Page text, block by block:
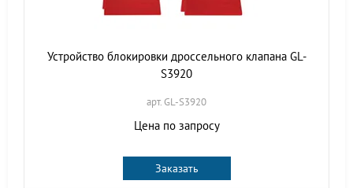
Устройство блокировки дроссельного клапана GL-
S3920
арт. GL-S3920
Цена по запросу
Заказать